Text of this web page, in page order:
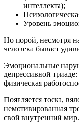
интеллекта);
Уровень
Но порой, несмотря
человека бывает
Эмоциональные
депрессивной
физическая
Появляется тоска,
немотивированная
свой внутренний мир.